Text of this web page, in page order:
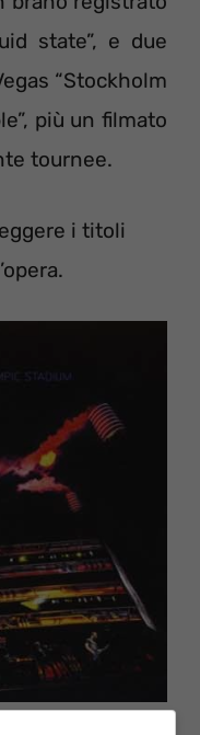
state”, e due
“Stockholm
più un filmato
tournee.
i titoli